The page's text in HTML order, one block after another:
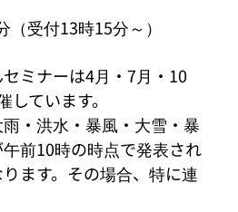
受付13時15分～）
ミナーは4月・7月・10
しています。
・洪水・暴風・大雪・暴
前10時の時点で発表され
ます。その場合、特に連